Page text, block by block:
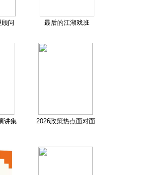
问 最后的江湖戏班
讲集 2026政策热点面对面